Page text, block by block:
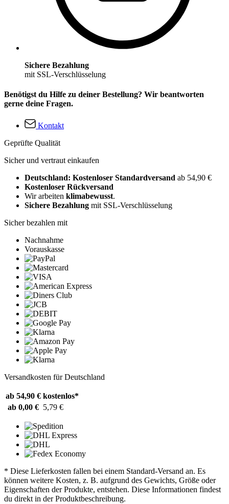
Sichere Bezahlung
mit SSL-Verschlüsselung
Benötigst du Hilfe zu deiner Bestellung? Wir beantworten
gerne deine Fragen.
Kontakt
Geprüfte Qualität
Sicher und vertraut einkaufen
Deutschland: Kostenloser Standardversand ab 54,90 €
Kostenloser Rückversand
Wir arbeiten klimabewusst.
Sichere Bezahlung mit SSL-Verschlüsselung
Sicher bezahlen mit
Nachnahme
Vorauskasse
Versandkosten für Deutschland
ab 54,90 € kostenlos*
ab 0,00 € 5,79 €
* Diese Lieferkosten fallen bei einem Standard-Versand an. Es
können weitere Kosten, z. B. aufgrund des Gewichts, Größe oder
Eigenschaften der Produkte, entstehen. Diese Informationen findest
du direkt in der Produktbeschreibung.